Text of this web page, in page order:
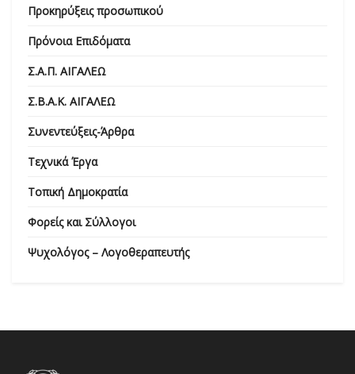
Προκηρύξεις προσωπικού
Πρόνοια Επιδόματα
Σ.Α.Π. ΑΙΓΑΛΕΩ
Σ.Β.Α.Κ. ΑΙΓΑΛΕΩ
Συνεντεύξεις-Άρθρα
Τεχνικά Έργα
Τοπική Δημοκρατία
Φορείς και Σύλλογοι
Ψυχολόγος – Λογοθεραπευτής